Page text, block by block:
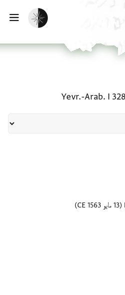
تفعيل الوضع المظلم
Yevr.-Arab. I 328
(13 مايو 1563 CE)